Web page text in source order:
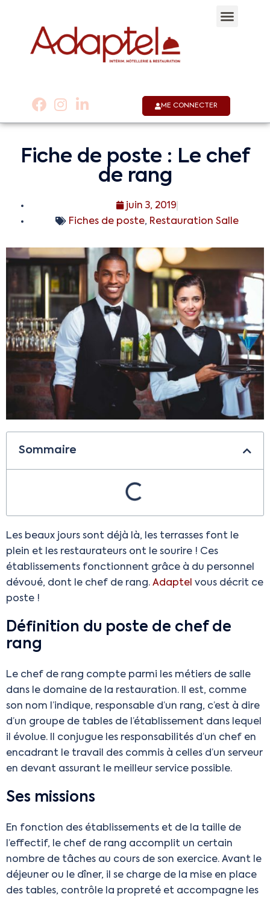
ME CONNECTER
Fiche de poste : Le chef
de rang
juin 3, 2019
Fiches de poste, Restauration Salle
Sommaire
Les beaux jours sont déjà là, les terrasses font le
plein et les restaurateurs ont le sourire ! Ces
établissements fonctionnent grâce à du personnel
dévoué, dont le chef de rang. Adaptel vous décrit ce
poste !
Définition du poste de chef de
rang
Le chef de rang compte parmi les métiers de salle
dans le domaine de la restauration. Il est, comme
son nom l’indique, responsable d’un rang, c’est à dire
d’un groupe de tables de l’établissement dans lequel
il évolue. Il conjugue les responsabilités d’un chef en
encadrant le travail des commis à celles d’un serveur
en devant assurant le meilleur service possible.
Ses missions
En fonction des établissements et de la taille de
l’effectif, le chef de rang accomplit un certain
nombre de tâches au cours de son exercice. Avant le
déjeuner ou le dîner, il se charge de la mise en place
des tables, contrôle la propreté et accompagne les